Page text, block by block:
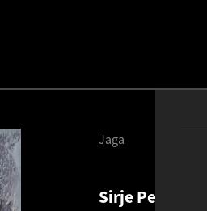
Sirje Petersen
Jaga